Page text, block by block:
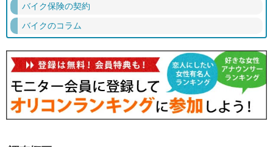
バイク保険の契約
バイクのコラム